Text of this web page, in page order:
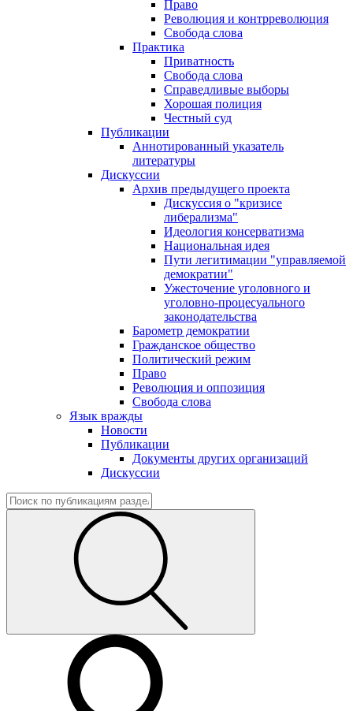
Право
Революция и контрреволюция
Свобода слова
Практика
Приватность
Свобода слова
Справедливые выборы
Хорошая полиция
Честный суд
Публикации
Аннотированный указатель
литературы
Дискуссии
Архив предыдущего проекта
Дискуссия о "кризисе
либерализма"
Идеология консерватизма
Национальная идея
Пути легитимации "управляемой
демократии"
Ужесточение уголовного и
уголовно-процесуального
законодательства
Барометр демократии
Гражданское общество
Политический режим
Право
Революция и оппозиция
Свобода слова
Язык вражды
Новости
Публикации
Документы других организаций
Дискуссии